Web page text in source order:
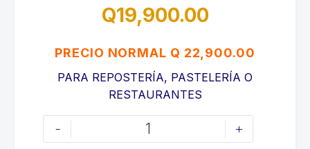
Q19,900.00
PRECIO NORMAL Q 22,900.00
PARA REPOSTERÍA, PASTELERÍA O
RESTAURANTES
-
BATIDORA
INDUSTRIAL
+